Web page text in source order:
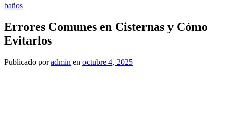
baños
Errores Comunes en Cisternas y Cómo
Evitarlos
Publicado poradmin en octubre 4, 2025